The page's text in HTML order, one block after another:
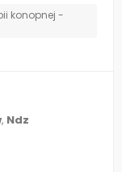
konopnej -
, Ndz